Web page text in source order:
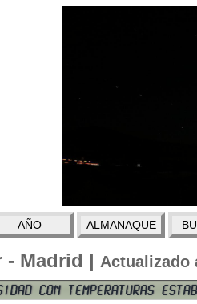
AÑO ALMANAQUE
- Madrid | Actualizado